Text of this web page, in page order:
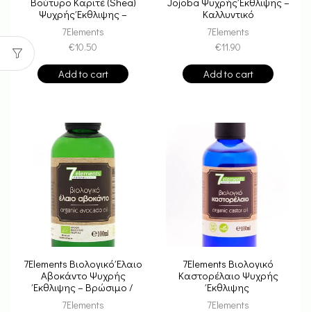
Ψυχρής Έκθλιψης –
Βρώσιμο / Καλλυντικό
7Elements
€10.50
Add to cart
Καλλυντικό
7Elements
€11.90
Add to cart
7Elements Βιολογικό Έλαιο
Αβοκάντο Ψυχρής
Έκθλιψης – Βρώσιμο /
Καλλυντικό
7Elements
7Elements Βιολογικό
Καστορέλαιο Ψυχρής
Έκθλιψης
7Elements